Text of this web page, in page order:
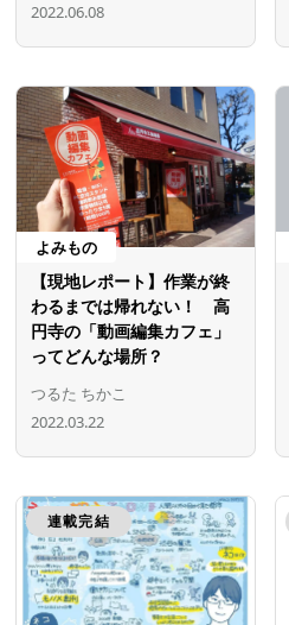
2022.06.08
よみもの
【現地レポート】作業が終
わるまでは帰れない！ 高
円寺の「動画編集カフェ」
ってどんな場所？
つるた ちかこ
2022.03.22
連載完結